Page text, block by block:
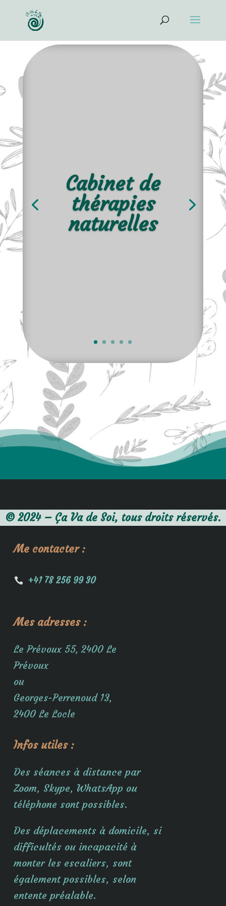
Cabinet de
thérapies
naturelles
© 2024 – Ça Va de Soi, tous droits réservés.
Me contacter :
 +41 78 256 99 30
Mes adresses :
Le Prévoux 55, 2400 Le
Prévoux
ou
Georges-Perrenoud 13,
2400 Le Locle
Infos utiles :
Des séances à distance par
Zoom, Skype, WhatsApp ou
téléphone sont possibles.
Des déplacements à domicile, si
difficultés ou incapacité à
monter les escaliers, sont
également possibles, selon
entente préalable.